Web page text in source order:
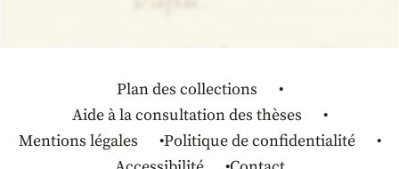
Plan des collections
Aide à la consultation des thèses
Mentions légales
Politique de confidentialité